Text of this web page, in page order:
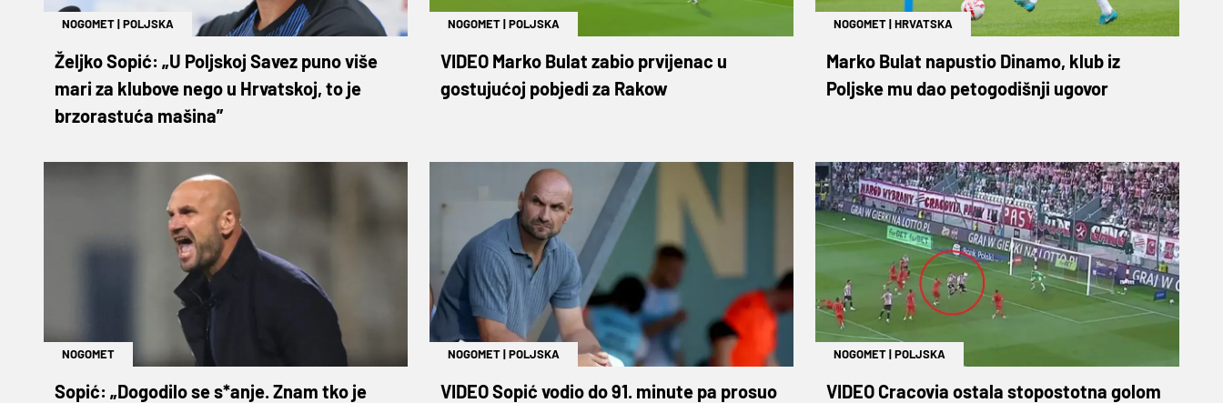
NOGOMET|POLJSKA
Željko Sopić: „U Poljskoj Savez puno više
mari za klubove nego u Hrvatskoj, to je
brzorastuća mašina”
NOGOMET|POLJSKA
VIDEO Marko Bulat zabio prvijenac u
gostujućoj pobjedi za Rakow
NOGOMET|HRVATSKA
Marko Bulat napustio Dinamo, klub iz
Poljske mu dao petogodišnji ugovor
NOGOMET
Sopić: „Dogodilo se s*anje. Znam tko je
NOGOMET|POLJSKA
VIDEO Sopić vodio do 91. minute pa prosuo
NOGOMET|POLJSKA
VIDEO Cracovia ostala stopostotna golom